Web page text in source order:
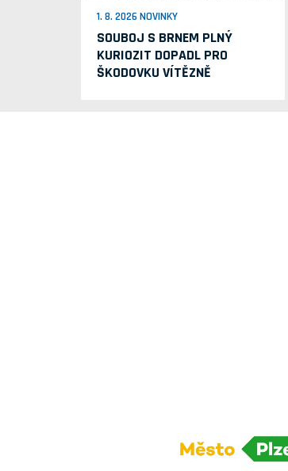
1. 8. 2026 NOVINKY
SOUBOJ S BRNEM PLNÝ
KURIOZIT DOPADL PRO
ŠKODOVKU VÍTĚZNĚ